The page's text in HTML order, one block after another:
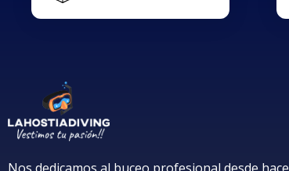
Nos dedicamos al buceo profesional desde hace